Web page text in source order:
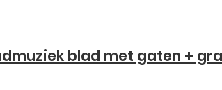
blad met gaten +